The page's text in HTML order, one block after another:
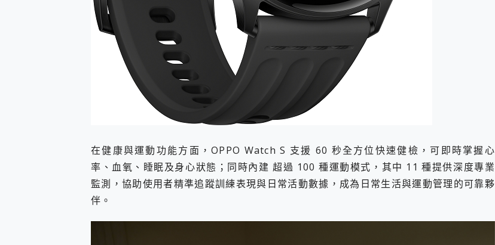
在健康與運動功能方面，OPPO Watch S 支援 60 秒全方位快速健檢，可即時掌握心
率、血氧、睡眠及身心狀態；同時內建 超過 100 種運動模式，其中 11 種提供深度專業
監測，協助使用者精準追蹤訓練表現與日常活動數據，成為日常生活與運動管理的可靠夥
伴。